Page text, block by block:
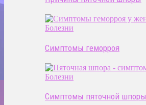
Болезни
Симптомы геморроя
Болезни
Симптомы пяточной шпоры